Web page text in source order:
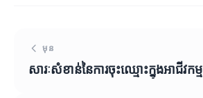
មុន
សារៈសំខាន់នៃការចុះឈ្មោះក្នុងអាជីវកម្ម